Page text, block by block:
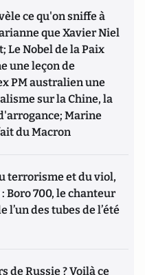
ce qu'on sniffe à
que Xavier Niel
Le Nobel de la Paix
une leçon de
PM australien une
sur la Chine, la
Marine
du Macron
terrorisme et du viol,
Boro 700, le chanteur
l’un des tubes de l’été
de Russie ? Voilà ce